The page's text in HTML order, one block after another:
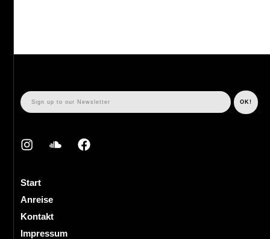
Start
Anreise
Kontakt
Impressum